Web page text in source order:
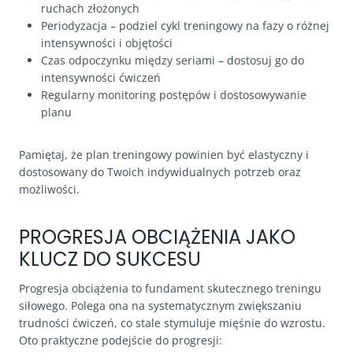
ruchach złożonych
Periodyzacja – podziel cykl treningowy na fazy o różnej
intensywności i objętości
Czas odpoczynku między seriami – dostosuj go do
intensywności ćwiczeń
Regularny monitoring postępów i dostosowywanie
planu
Pamiętaj, że plan treningowy powinien być elastyczny i
dostosowany do Twoich indywidualnych potrzeb oraz
możliwości.
PROGRESJA OBCIĄŻENIA JAKO
KLUCZ DO SUKCESU
Progresja obciążenia to fundament skutecznego treningu
siłowego. Polega ona na systematycznym zwiększaniu
trudności ćwiczeń, co stale stymuluje mięśnie do wzrostu.
Oto praktyczne podejście do progresji: